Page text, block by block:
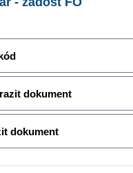
dokument
dokument